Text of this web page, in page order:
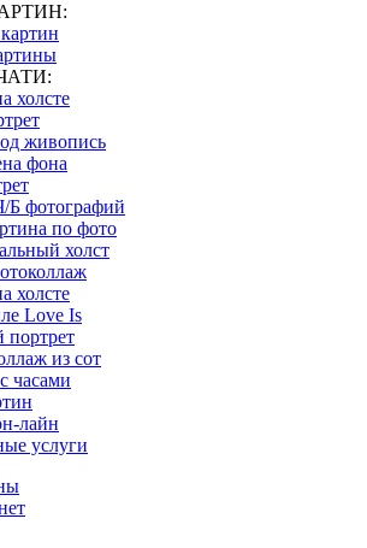
холсте
живопись
фона
Б фотографий
по фото
холст
холсте
Love Is
портрет
из сот
часами
лайн
услуги